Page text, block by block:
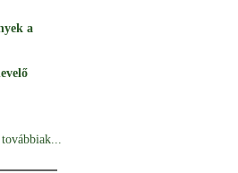
a
továbbiak...